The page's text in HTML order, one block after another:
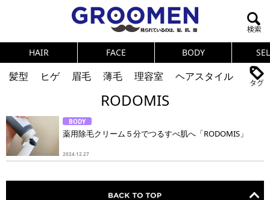
HAIR FACE BODY
髪型 ヒゲ 眉毛 薄毛 理容室
ヘアスタイル
ニオイ
連載
メンズコスメ
NEWS PICK UP 筋肉
女の本音
テストステロン
海外セレブ
健康
スキンケア 食事
調査結果
RODOMIS
BODY
薬用除毛クリーム５分でつるすべ肌へ「RODOMIS」
2024.12.27